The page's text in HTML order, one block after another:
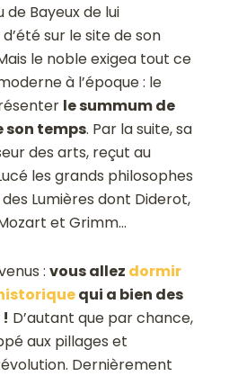
Bayeux de lui
sur le site de son
le noble exigea tout ce
à l’époque : le
le summum de
son temps. Par la suite, sa
des arts, reçut au
les grands philosophes
Lumières dont Diderot,
et Grimm…
:vous allez dormir
qui a bien des
D’autant que par chance,
aux pillages et
Dernièrement